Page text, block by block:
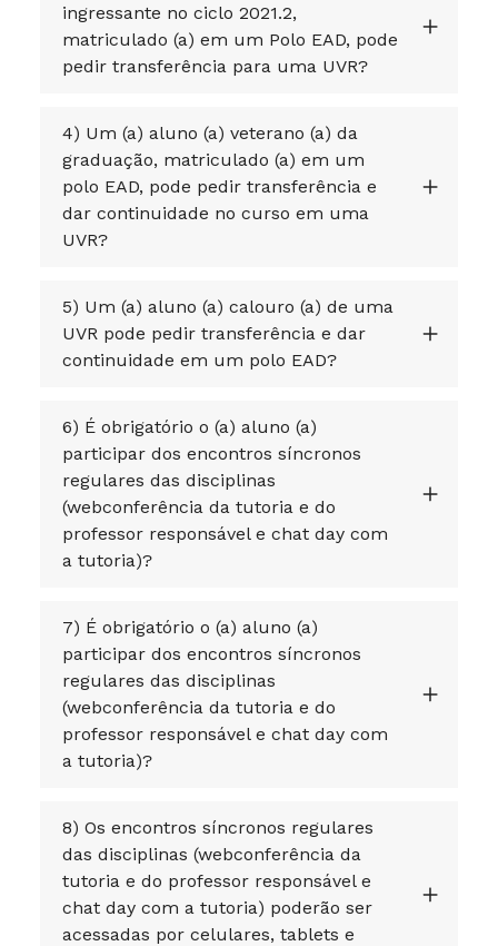
ingressante no ciclo 2021.2,
matriculado (a) em um Polo EAD, pode
pedir transferência para uma UVR?
4) Um (a) aluno (a) veterano (a) da
graduação, matriculado (a) em um
polo EAD, pode pedir transferência e
dar continuidade no curso em uma
UVR?
5) Um (a) aluno (a) calouro (a) de uma
UVR pode pedir transferência e dar
continuidade em um polo EAD?
6) É obrigatório o (a) aluno (a)
participar dos encontros síncronos
regulares das disciplinas
(webconferência da tutoria e do
professor responsável e chat day com
a tutoria)?
7) É obrigatório o (a) aluno (a)
participar dos encontros síncronos
regulares das disciplinas
(webconferência da tutoria e do
professor responsável e chat day com
a tutoria)?
8) Os encontros síncronos regulares
das disciplinas (webconferência da
tutoria e do professor responsável e
chat day com a tutoria) poderão ser
acessadas por celulares, tablets e